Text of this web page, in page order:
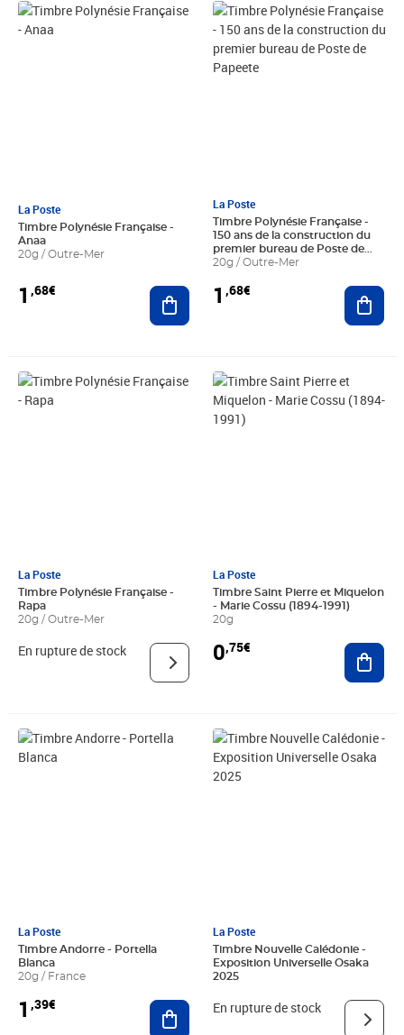
La Poste
Timbre Polynésie Française -
Anaa
20g / Outre-Mer
1 ,68€
Prix 1,68€
Ajouter au panier
La Poste
Timbre Polynésie Française -
150 ans de la construction du
premier bureau de Poste de
Papeete
20g / Outre-Mer
1 ,68€
Prix 1,68€
La Poste
Timbre Polynésie Française -
Rapa
20g / Outre-Mer
En rupture de stock
La Poste
Timbre Saint Pierre et Miquelon
- Marie Cossu (1894-1991)
20g
0,75€
Prix 0,75€
La Poste
Timbre Andorre - Portella
Blanca
20g / France
1 ,39€
Prix 1,39€
Ajouter au panier
La Poste
Timbre Nouvelle Calédonie -
Exposition Universelle Osaka
2025
En rupture de stock